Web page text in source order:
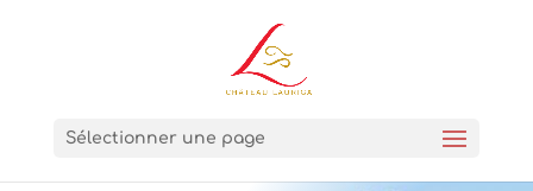
Sélectionner une page